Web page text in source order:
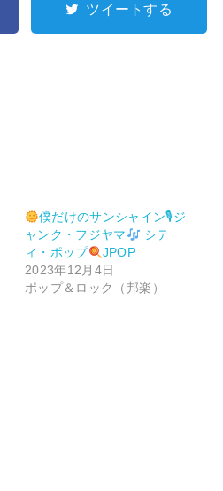
ツイートする
僕だけのサンシャイン🎙ジ
ャンク・フジヤマ
シテ
ィ・ポップ
JPOP
2023年12月4日
ポップ＆ロック（邦楽）